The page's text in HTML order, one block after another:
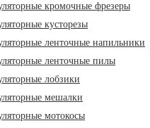
кромочные фрезеры
кусторезы
ленточные напильники
ленточные пилы
лобзики
мешалки
мотокосы